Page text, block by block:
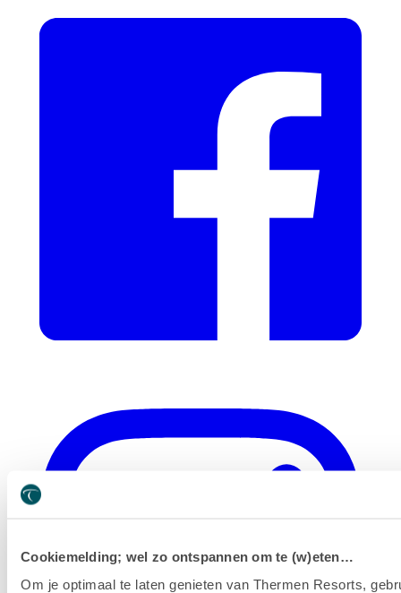
Cookiemelding; wel zo ontspannen om te (w)eten…
Om je optimaal te laten genieten van Thermen Resorts,